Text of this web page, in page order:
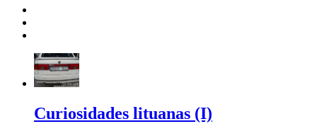
Curiosidades lituanas (I)